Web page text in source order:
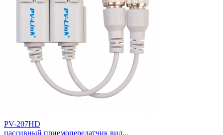
PV-207HD
пассивный приемопередатчик вид...